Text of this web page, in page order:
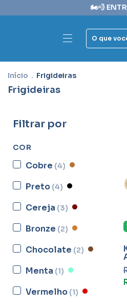
🏍️💨 ENTREGA ULTRA
Início . Frigideiras
Frigideiras
Filtrar por
COR
Cobre (4)
Preto (4)
Cereja (3)
Bronze (2)
Chocolate (2)
Menta (1)
Vermelho (1)